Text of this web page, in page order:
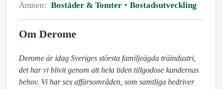
Ämnen: Bostäder & Tomter Bostadsutveckling
Om Derome
Derome är idag Sveriges största familjeägda träindustri,
det har vi blivit genom att hela tiden tillgodose kundernas
behov. Vi har sex affärsområden, som samtliga bedriver